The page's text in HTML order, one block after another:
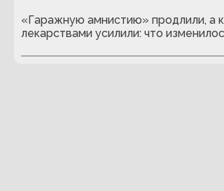
«Гаражную амнистию» продлили, а
лекарствами усилили: что